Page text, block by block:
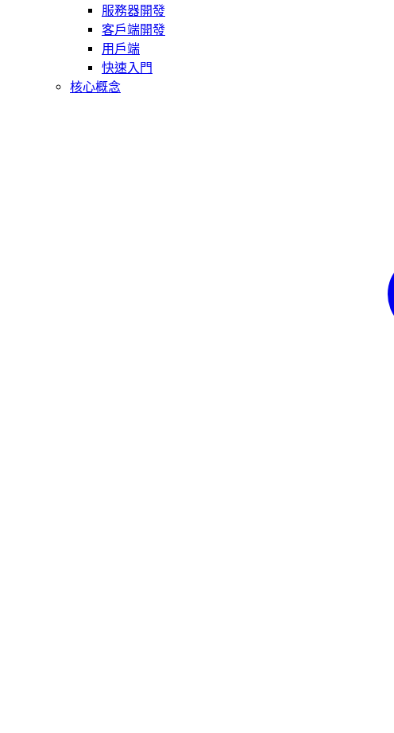
服務器開發
客戶端開發
用戶端
快速入門
核心概念